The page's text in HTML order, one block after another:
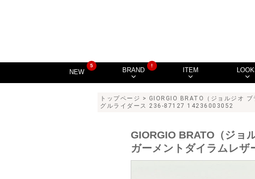
NEW
5
BRAND
!
ITEM
トップページ > GIORGIO BRATO（ジョルジオ ブ
グルライダース 236-87127 14236003052